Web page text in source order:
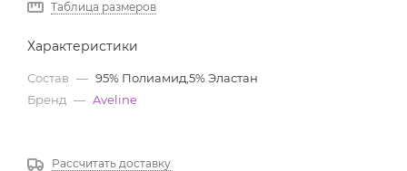
Таблица размеров
Характеристики
Состав — 95% Полиамид,5% Эластан
Бренд — Aveline
Рассчитать доставку